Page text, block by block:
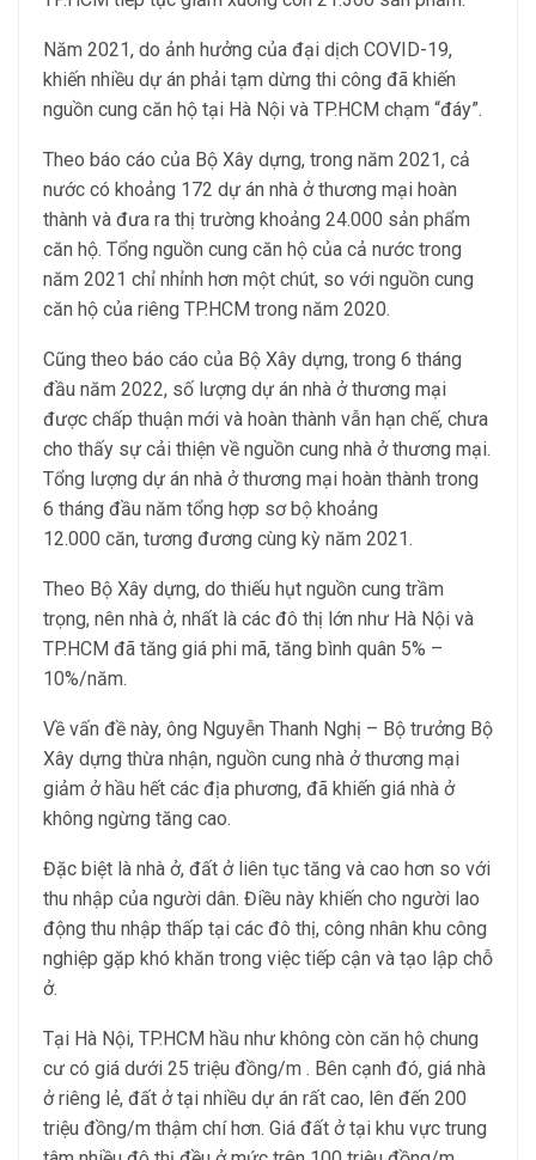
Năm 2021, do ảnh hưởng của đại dịch COVID-19,
khiến nhiều dự án phải tạm dừng thi công đã khiến
nguồn cung căn hộ tại Hà Nội và TP.HCM chạm “đáy”.
Theo báo cáo của Bộ Xây dựng, trong năm 2021, cả
nước có khoảng 172 dự án nhà ở thương mại hoàn
thành và đưa ra thị trường khoảng 24.000 sản phẩm
căn hộ. Tổng nguồn cung căn hộ của cả nước trong
năm 2021 chỉ nhỉnh hơn một chút, so với nguồn cung
căn hộ của riêng TP.HCM trong năm 2020.
Cũng theo báo cáo của Bộ Xây dựng, trong 6 tháng
đầu năm 2022, số lượng dự án nhà ở thương mại
được chấp thuận mới và hoàn thành vẫn hạn chế, chưa
cho thấy sự cải thiện về nguồn cung nhà ở thương mại.
Tổng lượng dự án nhà ở thương mại hoàn thành trong
6 tháng đầu năm tổng hợp sơ bộ khoảng
12.000 căn, tương đương cùng kỳ năm 2021.
Theo Bộ Xây dựng, do thiếu hụt nguồn cung trầm
trọng, nên nhà ở, nhất là các đô thị lớn như Hà Nội và
TP.HCM đã tăng giá phi mã, tăng bình quân 5% –
10%/năm.
Về vấn đề này, ông Nguyễn Thanh Nghị – Bộ trưởng Bộ
Xây dựng thừa nhận, nguồn cung nhà ở thương mại
giảm ở hầu hết các địa phương, đã khiến giá nhà ở
không ngừng tăng cao.
Đặc biệt là nhà ở, đất ở liên tục tăng và cao hơn so với
thu nhập của người dân. Điều này khiến cho người lao
động thu nhập thấp tại các đô thị, công nhân khu công
nghiệp gặp khó khăn trong việc tiếp cận và tạo lập chỗ
ở.
Tại Hà Nội, TP.HCM hầu như không còn căn hộ chung
cư có giá dưới 25 triệu đồng/m . Bên cạnh đó, giá nhà
ở riêng lẻ, đất ở tại nhiều dự án rất cao, lên đến 200
triệu đồng/m thậm chí hơn. Giá đất ở tại khu vực trung